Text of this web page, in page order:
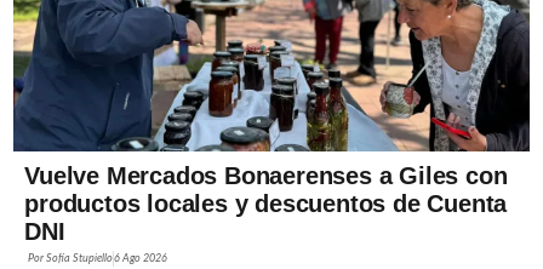
Vuelve Mercados Bonaerenses a Giles con
productos locales y descuentos de Cuenta
DNI
PorSofía Stupiello6 Ago 2026